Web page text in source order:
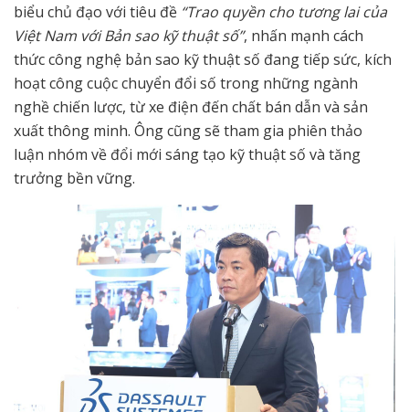
biểu chủ đạo với tiêu đề “Trao quyền cho tương lai của
Việt Nam với Bản sao kỹ thuật số”, nhấn mạnh cách
thức công nghệ bản sao kỹ thuật số đang tiếp sức, kích
hoạt công cuộc chuyển đổi số trong những ngành
nghề chiến lược, từ xe điện đến chất bán dẫn và sản
xuất thông minh. Ông cũng sẽ tham gia phiên thảo
luận nhóm về đổi mới sáng tạo kỹ thuật số và tăng
trưởng bền vững.